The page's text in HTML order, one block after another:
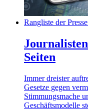
Rangliste der
Seiten
Immer dreister
Gesetze gegen
Stimmungsmache
Geschäftsmodelle